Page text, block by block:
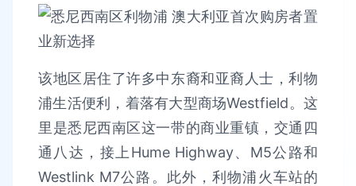
该地区居住了许多中东裔和亚裔人士，利物
浦生活便利，着落有大型商场Westfield。这
里是悉尼西南区这一带的商业重镇，交通四
通八达，接上Hume Highway、M5公路和
Westlink M7公路。此外，利物浦火车站的